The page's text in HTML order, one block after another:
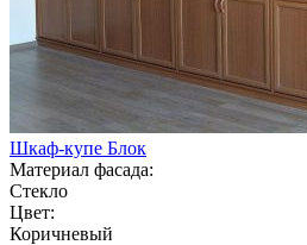
Шкаф-купе Блок
Материал фасада:
Стекло
Цвет:
Коричневый